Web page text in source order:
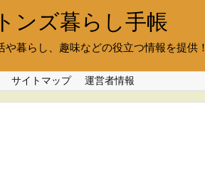
トンズ暮らし手帳
や暮らし、趣味などの役立つ情報を提供！
サイトマップ 運営者情報